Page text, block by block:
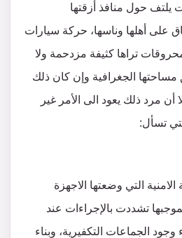
يلتف حول منافذ أزقتها
على أهلها وناسها، حركة سيارات
تراها كثيفة مزدحمة ولا
الجغرافية وإن كان ذلك
أن مرد ذلك يعود الى الأمر غير
تسأل:
التي وضعتها الاجهزة
بموجبها تشددت بالإجراءات عند
وجود الجماعات التكفيرية، وبناء